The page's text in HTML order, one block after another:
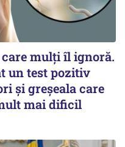
mulți îl ignoră.
un test pozitiv
și greșeala care
mai dificil